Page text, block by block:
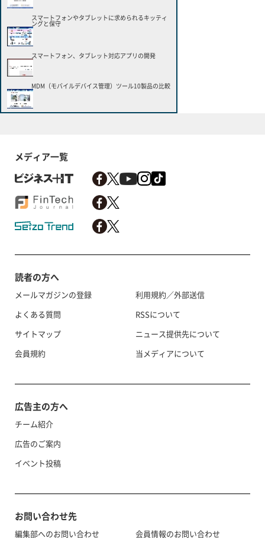
スマートフォンやタブレットに求められるキッティ
ングと保守
スマートフォン、タブレット対応アプリの開発
MDM（モバイルデバイス管理）ツール10製品の比較
メディア一覧
読者の方へ
メールマガジンの登録
よくある質問
サイトマップ
会員規約
利用規約／外部送信
RSSについて
ニュース提供先について
当メディアについて
広告主の方へ
チーム紹介
広告のご案内
イベント投稿
お問い合わせ先
編集部へのお問い合わせ 会員情報のお問い合わせ